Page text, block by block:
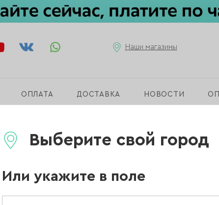
Выберите свой город
Или укажите в поле
Наши магазины
ОПЛАТА ДОСТАВКА НОВОСТИ
Pink, 15 мл